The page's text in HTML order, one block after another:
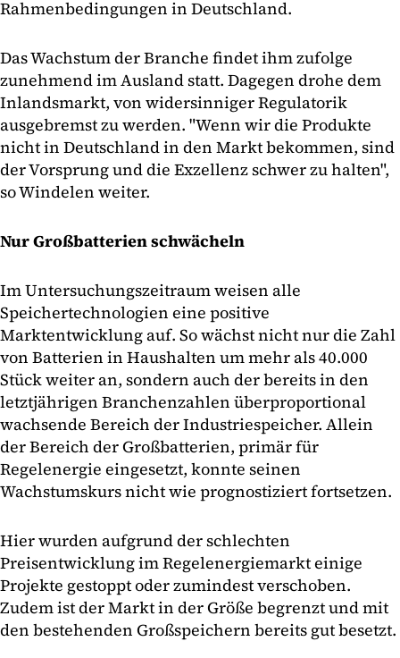
Rahmenbedingungen in Deutschland.
Das Wachstum der Branche findet ihm zufolge
zunehmend im Ausland statt. Dagegen drohe dem
Inlandsmarkt, von widersinniger Regulatorik
ausgebremst zu werden. "Wenn wir die Produkte
nicht in Deutschland in den Markt bekommen, sind
der Vorsprung und die Exzellenz schwer zu halten",
so Windelen weiter.
Nur Großbatterien schwächeln
Im Untersuchungszeitraum weisen alle
Speichertechnologien eine positive
Marktentwicklung auf. So wächst nicht nur die Zahl
von Batterien in Haushalten um mehr als 40.000
Stück weiter an, sondern auch der bereits in den
letztjährigen Branchenzahlen überproportional
wachsende Bereich der Industriespeicher. Allein
der Bereich der Großbatterien, primär für
Regelenergie eingesetzt, konnte seinen
Wachstumskurs nicht wie prognostiziert fortsetzen.
Hier wurden aufgrund der schlechten
Preisentwicklung im Regelenergiemarkt einige
Projekte gestoppt oder zumindest verschoben.
Zudem ist der Markt in der Größe begrenzt und mit
den bestehenden Großspeichern bereits gut besetzt.